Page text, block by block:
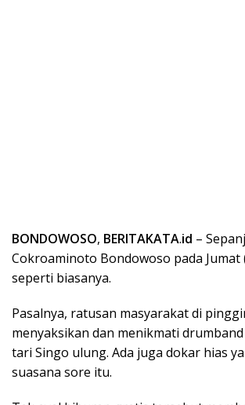
BONDOWOSO, BERITAKATA.id –
Cokroaminoto Bondowoso pada Jumat
seperti biasanya.
Pasalnya, ratusan masyarakat di
menyaksikan dan menikmati
tari Singo ulung. Ada juga dokar hias
suasana sore itu.